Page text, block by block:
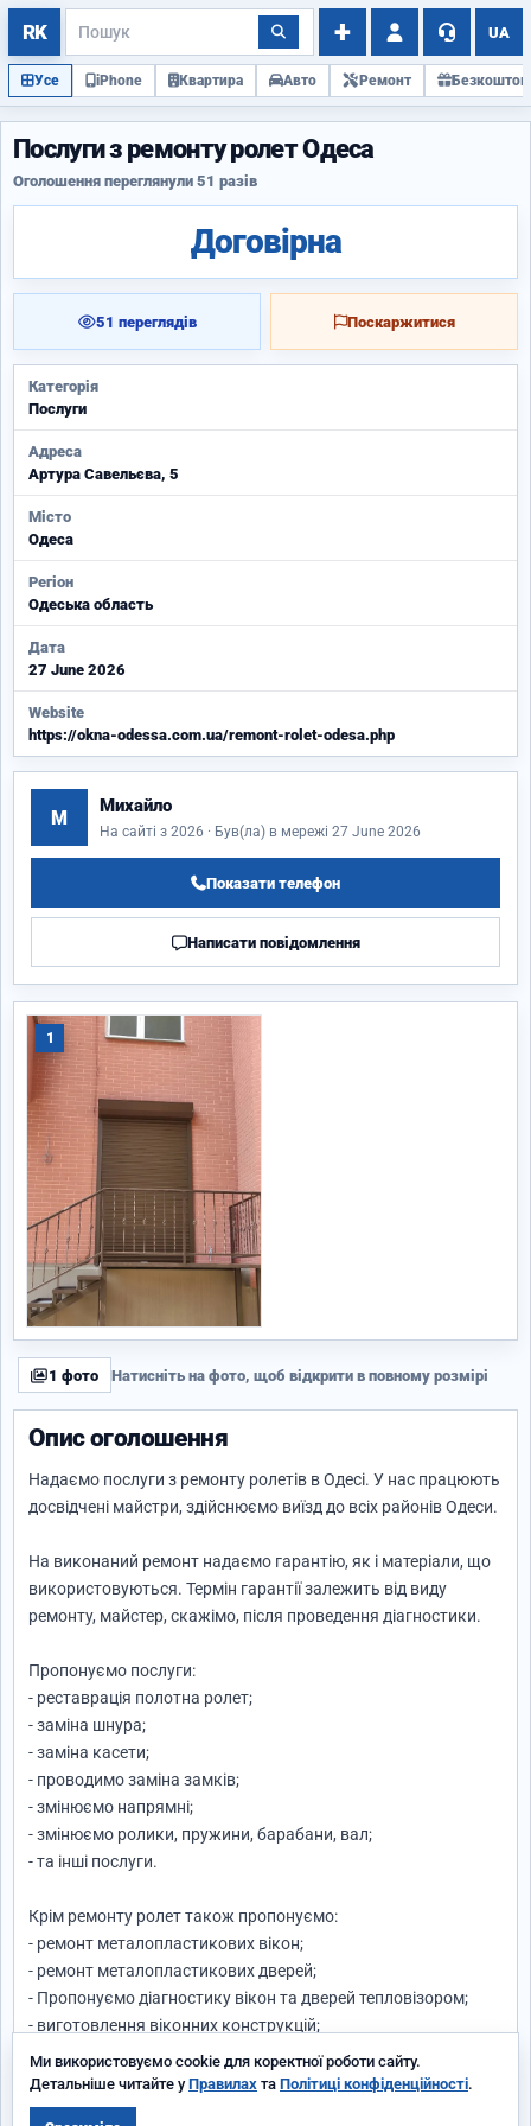
UA
Усе iPhone Квартира Авто Ремонт
Послуги з ремонту ролет Одеса
Оголошення переглянули 51 разів
1
1 фото Натисніть на фото, щоб відкрити в повному розмірі
Опис оголошення
Надаємо послуги з ремонту ролетів в Одесі. У нас працюють
досвідчені майстри, здійснюємо виїзд до всіх районів Одеси.
На виконаний ремонт надаємо гарантію, як і матеріали, що
використовуються. Термін гарантії залежить від виду
ремонту, майстер, скажімо, після проведення діагностики.
Пропонуємо послуги:
- реставрація полотна ролет;
- заміна шнура;
- заміна касети;
- проводимо заміна замків;
- змінюємо напрямні;
- змінюємо ролики, пружини, барабани, вал;
- та інші послуги.
Крім ремонту ролет також пропонуємо:
- ремонт металопластикових вікон;
- ремонт металопластикових дверей;
- Пропонуємо діагностику вікон та дверей тепловізором;
- виготовлення віконних конструкцій;
- монтаж підвіконь;
- виготовлення жалюзі, москітних сіток, рулонних штор;
- послуги з часткового (не повної заміни) ремонту дахів;
Договірна
51 переглядів Поскаржитися
Категорія
Послуги
Адреса
Артура Савельєва, 5
Місто
Одеса
Регіон
Одеська область
Дата
27 June 2026
Website
https://okna-odessa.com.ua/remont-rolet-odesa.php
М
Михайло
На сайті з 2026 · Був(ла) в мережі 27 June 2026
Показати телефон
Написати повідомлення
Ми використовуємо cookie для коректної роботи сайту.
Детальніше читайте уПравилах та Політиці конфіденційності.